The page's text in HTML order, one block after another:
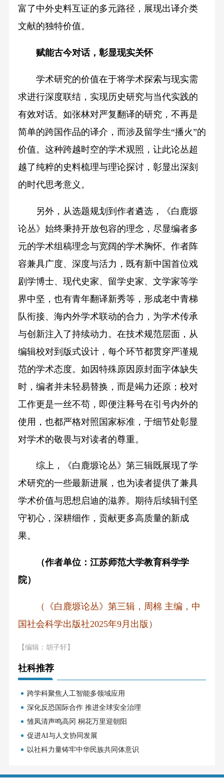
富了中外史料互证的多元路径，展现出译介类
文献的独特价值。
赋能古今对话，彰显现实关怀
学术研究的价值在于将学术探索与现实需
求进行深度联结，实现历史研究与当代实践的
有效对话。如张林对严复翻译的研究，不再是
简单的跨国作品的译介，而涉及留学生“播火”的
价值。这种跨越时空的学术观照，让此论丛超
越了纯粹的史料梳理与理论探讨，彰显出深刻
的时代思考意义。
另外，从选题规划到作者遴选，《白鹿塬
论丛》始终秉持开放包容的理念，尽显编者多
元的学术组稿理念与宽阔的学术胸怀。作者阵
容兼具广度、深度与活力，既有新中国首位戏
剧学博士、现代史家、留学史家、文学家等学
界中坚，也有青年翻译新秀等，形成老中青梯
队衔接、海内外学术联动的合力，为学术传承
与创新注入了持续动力。在技术规范层面，从
编辑校对到版式设计，每个环节都贯穿严谨规
范的学术态度。如因特殊原因原封面字体缺失
时，编者并未轻易替换，而是竭力还原；校对
工作更是一丝不苟，即便注释号在引号内外的
使用，也都严格对照国家标准，于细节处彰显
对学术的敬畏与对读者的尊重。
综上，《白鹿塬论丛》第三辑既展现了学
术研究的一些最新进展，也为读者提供了兼具
学术价值与思想启迪的滋养。期待后续辑刊坚
守初心，深耕细作，贡献更多高质量的新成
果。
（作者单位：江苏师范大学教育科学学
院）
（《白鹿塬论丛》第三辑，周棉 主编，中
国社会科学出版社2025年9月出版）
【编辑：胡子轩】
社科推荐
跨学科聚焦人工智能多领域应用
深化反恐国际合作 推进全球安全治理
雏凤清声鸣高冈 桐花万里迎朝阳
促进AI与人文协同发展
以社科力量铸牢中华民族共同体意识